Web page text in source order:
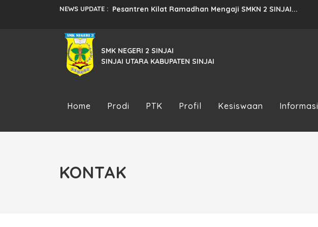
NEWS UPDATE : Pesantren Kilat Ramadhan Mengaji SMKN 2 SINJAI...
Pendaftaran Siswa Baru Tahun 2025...
JUARA III LKS TINGKAT PROVINSI TAHUN 2022...
Implementasi Kurikulum Merdeka...
SMK NEGERI 2 SINJAI
SINJAI UTARA KABUPATEN SINJAI
Home Prodi PTK Profil Kesiswaan Informasi
KONTAK